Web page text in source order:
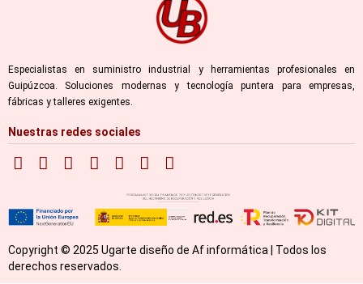
Especialistas en suministro industrial y herramientas profesionales en
Guipúzcoa. Soluciones modernas y tecnología puntera para empresas,
fábricas y talleres exigentes.
Nuestras redes sociales
Copyright © 2025 Ugarte diseño de Af informática | Todos los
derechos reservados.